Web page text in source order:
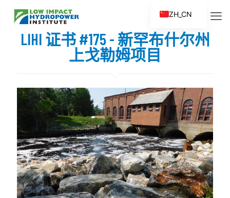
LIHI 证书 #175 - 新罕布什尔州
上戈勒姆项目
ZH_CN
EN
ES